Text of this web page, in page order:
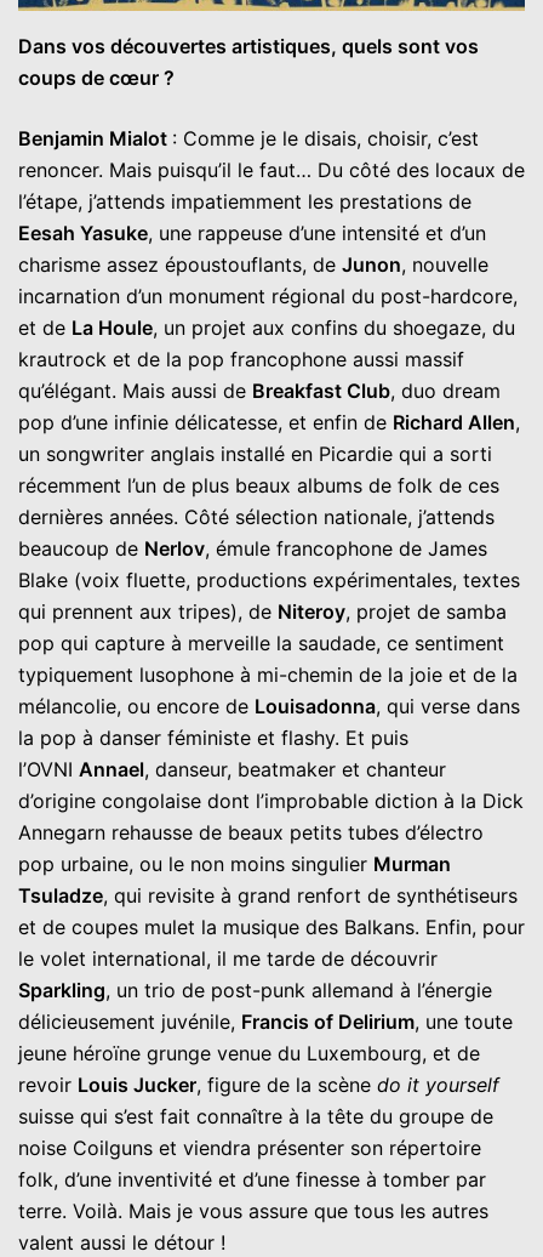
Dans vos découvertes artistiques, quels sont vos
coups de cœur ?
Benjamin Mialot : Comme je le disais, choisir, c’est
renoncer. Mais puisqu’il le faut… Du côté des locaux de
l’étape, j’attends impatiemment les prestations de
Eesah Yasuke, une rappeuse d’une intensité et d’un
charisme assez époustouflants, de Junon, nouvelle
incarnation d’un monument régional du post-hardcore,
et de La Houle, un projet aux confins du shoegaze, du
krautrock et de la pop francophone aussi massif
qu’élégant. Mais aussi de Breakfast Club, duo dream
pop d’une infinie délicatesse, et enfin de Richard Allen,
un songwriter anglais installé en Picardie qui a sorti
récemment l’un de plus beaux albums de folk de ces
dernières années. Côté sélection nationale, j’attends
beaucoup de Nerlov, émule francophone de James
Blake (voix fluette, productions expérimentales, textes
qui prennent aux tripes), de Niteroy, projet de samba
pop qui capture à merveille la saudade, ce sentiment
typiquement lusophone à mi-chemin de la joie et de la
mélancolie, ou encore de Louisadonna, qui verse dans
la pop à danser féministe et flashy. Et puis
l’OVNI Annael, danseur, beatmaker et chanteur
d’origine congolaise dont l’improbable diction à la Dick
Annegarn rehausse de beaux petits tubes d’électro
pop urbaine, ou le non moins singulier Murman
Tsuladze, qui revisite à grand renfort de synthétiseurs
et de coupes mulet la musique des Balkans. Enfin, pour
le volet international, il me tarde de découvrir
Sparkling, un trio de post-punk allemand à l’énergie
délicieusement juvénile, Francis of Delirium, une toute
jeune héroïne grunge venue du Luxembourg, et de
revoir Louis Jucker, figure de la scène do it yourself
suisse qui s’est fait connaître à la tête du groupe de
noise Coilguns et viendra présenter son répertoire
folk, d’une inventivité et d’une finesse à tomber par
terre. Voilà. Mais je vous assure que tous les autres
valent aussi le détour !